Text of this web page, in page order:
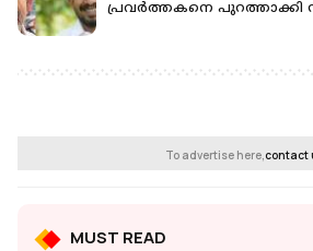
പ്രവര്‍ത്തകനെ പുറത്താക്കി
To advertise here,contact
MUST READ